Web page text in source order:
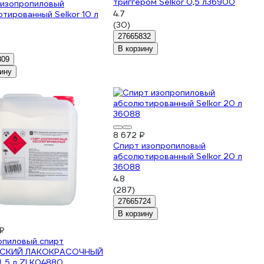
Selkor 10 л
4.7
(30)
27665832
В корзину
спирт
ЛАКОКРАСОЧНЫЙ
8 672 ₽
Спирт изопропиловый
абсолютированный Selkor 20 л
36088
4.8
(287)
27665724
В корзину